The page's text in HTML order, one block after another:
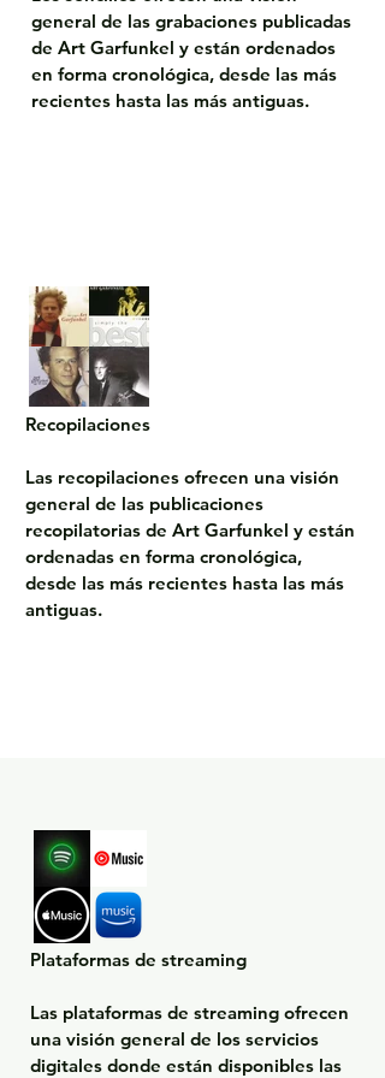
general de las grabaciones publicadas
de Art Garfunkel y están ordenados
en forma cronológica, desde las más
recientes hasta las más antiguas.
Recopilaciones
Las recopilaciones ofrecen una visión
general de las publicaciones
recopilatorias de Art Garfunkel y están
ordenadas en forma cronológica,
desde las más recientes hasta las más
antiguas.
Plataformas de streaming
Las plataformas de streaming ofrecen
una visión general de los servicios
digitales donde están disponibles las